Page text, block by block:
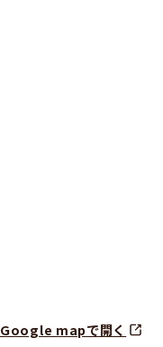
Google mapで開く